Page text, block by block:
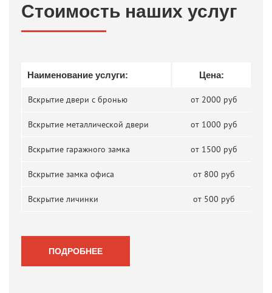
Стоимость наших услуг
Наименование услуги: Цена:
Вскрытие двери с бронью от 2000 руб
Вскрытие металлической двери от 1000 руб
Вскрытие гаражного замка от 1500 руб
Вскрытие замка офиса от 800 руб
Вскрытие личинки от 500 руб
ПОДРОБНЕЕ